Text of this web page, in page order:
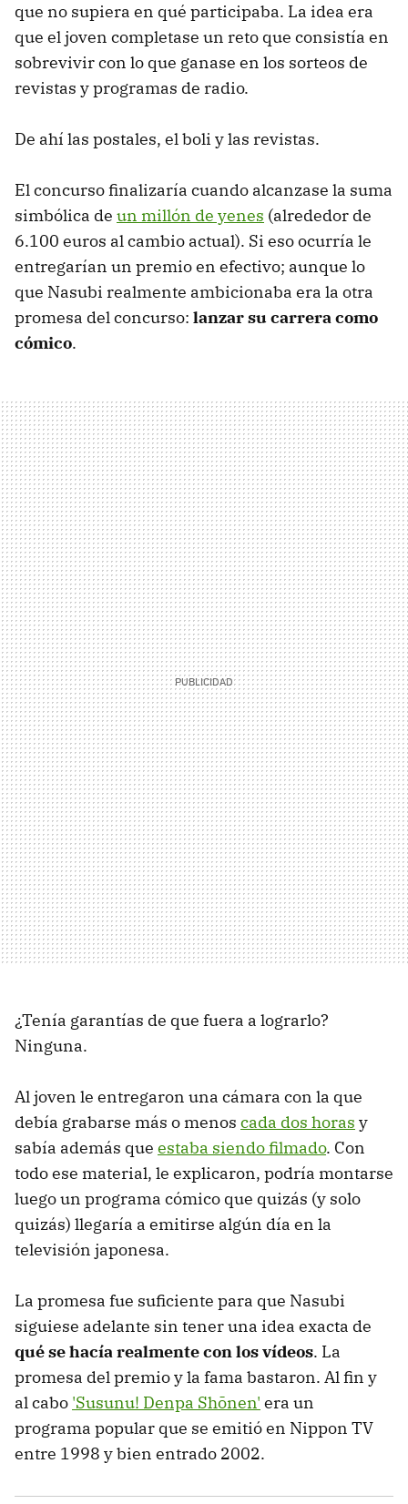
que no supiera en qué participaba. La idea era
que el joven completase un reto que consistía en
sobrevivir con lo que ganase en los sorteos de
revistas y programas de radio.
De ahí las postales, el boli y las revistas.
El concurso finalizaría cuando alcanzase la suma
simbólica de un millón de yenes (alrededor de
6.100 euros al cambio actual). Si eso ocurría le
entregarían un premio en efectivo; aunque lo
que Nasubi realmente ambicionaba era la otra
promesa del concurso: lanzar su carrera como
cómico.
¿Tenía garantías de que fuera a lograrlo?
Ninguna.
Al joven le entregaron una cámara con la que
debía grabarse más o menos cada dos horas y
sabía además que estaba siendo filmado. Con
todo ese material, le explicaron, podría montarse
luego un programa cómico que quizás (y solo
quizás) llegaría a emitirse algún día en la
televisión japonesa.
La promesa fue suficiente para que Nasubi
siguiese adelante sin tener una idea exacta de
qué se hacía realmente con los vídeos. La
promesa del premio y la fama bastaron. Al fin y
al cabo 'Susunu! Denpa Shōnen' era un
programa popular que se emitió en Nippon TV
entre 1998 y bien entrado 2002.